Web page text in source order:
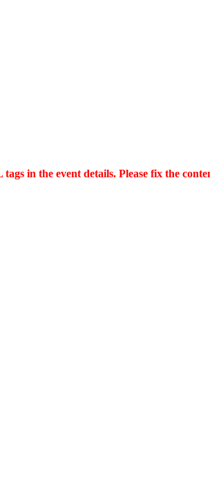
in the event details. Please fix the